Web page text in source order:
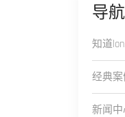
导航
知道
经典案
新闻